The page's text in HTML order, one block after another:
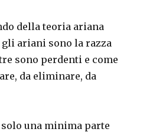
della teoria ariana
ariani sono la razza
sono perdenti e come
da eliminare, da
una minima parte